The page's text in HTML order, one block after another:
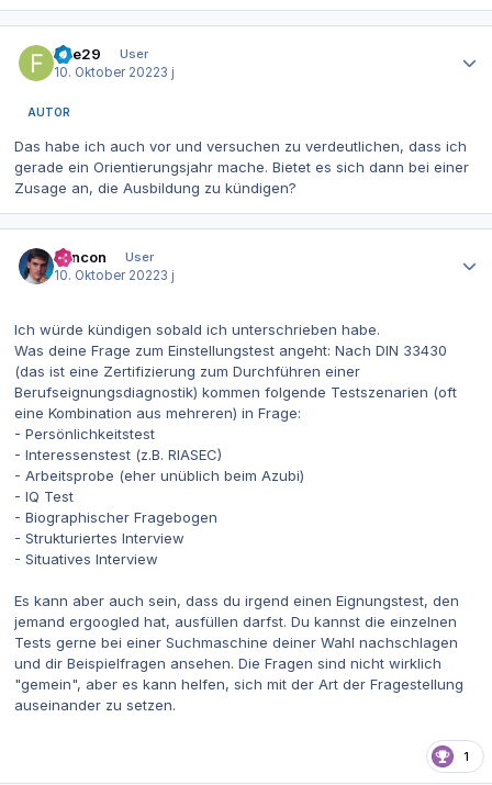
fiae29
User
10. Oktober 20223 j
AUTOR
Das habe ich auch vor und versuchen zu verdeutlichen, dass ich
gerade ein Orientierungsjahr mache. Bietet es sich dann bei einer
Zusage an, die Ausbildung zu kündigen?
concon
User
10. Oktober 20223 j
Ich würde kündigen sobald ich unterschrieben habe.
Was deine Frage zum Einstellungstest angeht: Nach DIN 33430
(das ist eine Zertifizierung zum Durchführen einer
Berufseignungsdiagnostik) kommen folgende Testszenarien (oft
eine Kombination aus mehreren) in Frage:
- Persönlichkeitstest
- Interessenstest (z.B. RIASEC)
- Arbeitsprobe (eher unüblich beim Azubi)
- IQ Test
- Biographischer Fragebogen
- Strukturiertes Interview
- Situatives Interview
Es kann aber auch sein, dass du irgend einen Eignungstest, den
jemand ergoogled hat, ausfüllen darfst. Du kannst die einzelnen
Tests gerne bei einer Suchmaschine deiner Wahl nachschlagen
und dir Beispielfragen ansehen. Die Fragen sind nicht wirklich
"gemein", aber es kann helfen, sich mit der Art der Fragestellung
auseinander zu setzen.
1